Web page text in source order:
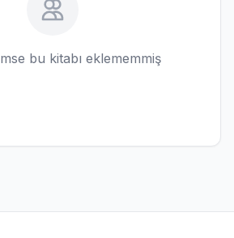
bu kitabı eklememmiş